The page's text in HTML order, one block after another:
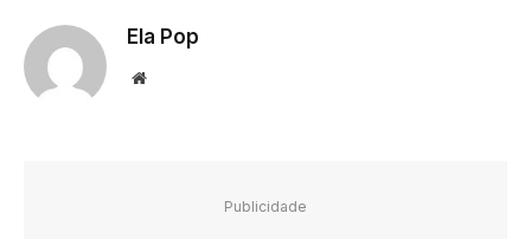
Ela Pop
Website
Publicidade